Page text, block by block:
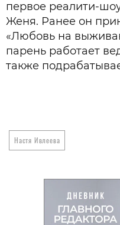
первое реалити-
Женя. Ранее он
«Любовь на
парень работает
также
Настя Ивлеева